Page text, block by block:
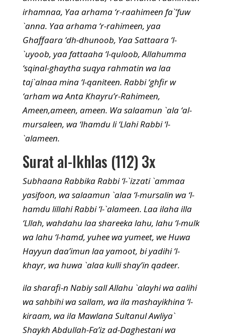
irhamnaa, Yaa arhama ‘r-raahimeen fa`’fuw
`anna. Yaa arhama ‘r-rahimeen, yaa
Ghaffaara ‘dh-dhunoob, Yaa Sattaara ‘l-
`uyoob, yaa fattaaha ‘l-quloob, Allahumma
‘sqinal-ghaytha suqya rahmatin wa laa
taj`alnaa mina ‘l-qaniteen. Rabbi ‘ghfir w
‘arham wa Anta Khayru’r-Rahimeen,
Ameen,ameen, ameen. Wa salaamun `ala ‘al-
mursaleen, wa ‘lhamdu li ‘Llahi Rabbi ‘l-
`alameen.
Surat al-Ikhlas (112) 3x
Subhaana Rabbika Rabbi ‘l-`izzati `ammaa
yasifoon, wa salaamun `alaa ‘l-mursalin wa ‘l-
hamdu lillahi Rabbi ‘l-`alameen. Laa ilaha illa
‘Lllah, wahdahu laa shareeka lahu, lahu ‘l-mulk
wa lahu ‘l-hamd, yuhee wa yumeet, we Huwa
Hayyun daa’imun laa yamoot, bi yadihi ‘l-
khayr, wa huwa `alaa kulli shay’in qadeer.
ila sharafi-n Nabiy sall Allahu `alayhi wa aalihi
wa sahbihi wa sallam, wa ila mashayikhina ‘l-
kiraam, wa ila Mawlana Sultanul Awliya`
Shaykh Abdullah-Fa’iz ad-Daghestani wa